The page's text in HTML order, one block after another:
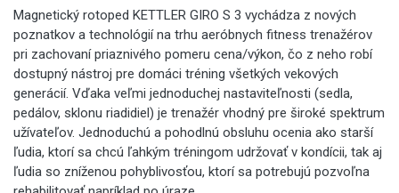
Magnetický rotoped KETTLER GIRO S 3 vychádza z nových
poznatkov a technológií na trhu aeróbnych fitness trenažérov
pri zachovaní priaznivého pomeru cena/výkon, čo z neho robí
dostupný nástroj pre domáci tréning všetkých vekových
generácií. Vďaka veľmi jednoduchej nastaviteľnosti (sedla,
pedálov, sklonu riadidiel) je trenažér vhodný pre široké spektrum
užívateľov. Jednoduchú a pohodlnú obsluhu ocenia ako starší
ľudia, ktorí sa chcú ľahkým tréningom udržovať v kondícii, tak aj
ľudia so zníženou pohyblivosťou, ktorí sa potrebujú pozvoľna